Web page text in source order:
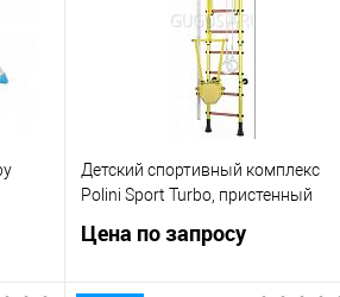
В избранное
Детский спортивный комплекс
Polini Sport Turbo, пристенный
Цена по запросу